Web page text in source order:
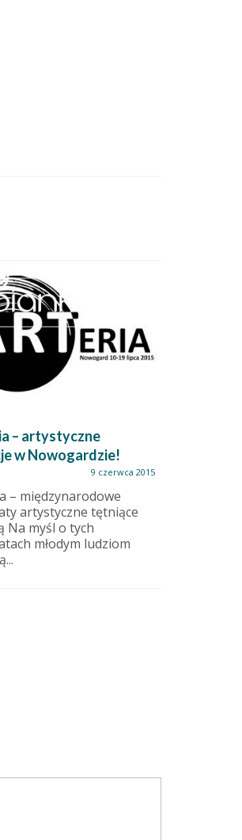
– artystyczne
w Nowogardzie!
9 czerwca 2015
– międzynarodowe
artystyczne tętniące
Na myśl o tych
młodym ludziom